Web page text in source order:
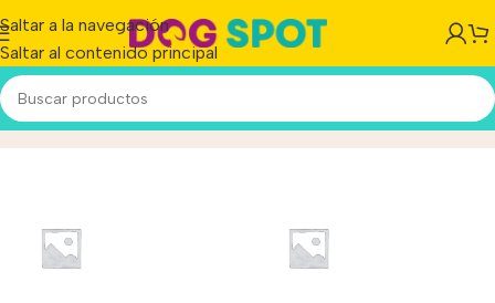
Saltar a la navegación
Saltar al contenido principal
7613039947692Inicio/Producto